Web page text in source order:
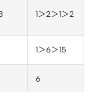
1＞2＞1＞2
1＞6＞15
6